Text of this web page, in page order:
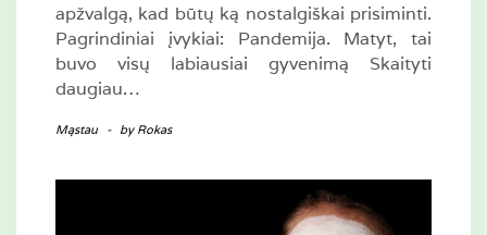
apžvalgą, kad būtų ką nostalgiškai prisiminti.
Pagrindiniai įvykiai: Pandemija. Matyt, tai
buvo visų labiausiai gyvenimą Skaityti
daugiau…
Mąstau - by Rokas